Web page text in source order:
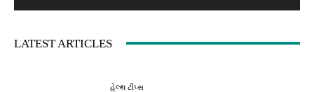
LATEST ARTICLES
હેલ્થ ટીપ્સ